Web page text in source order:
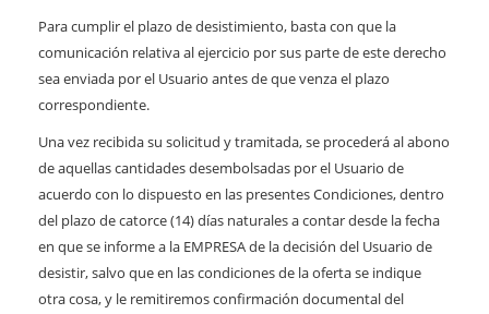
Para cumplir el plazo de desistimiento, basta con que la
comunicación relativa al ejercicio por sus parte de este derecho
sea enviada por el Usuario antes de que venza el plazo
correspondiente.
Una vez recibida su solicitud y tramitada, se procederá al abono
de aquellas cantidades desembolsadas por el Usuario de
acuerdo con lo dispuesto en las presentes Condiciones, dentro
del plazo de catorce (14) días naturales a contar desde la fecha
en que se informe a la EMPRESA de la decisión del Usuario de
desistir, salvo que en las condiciones de la oferta se indique
otra cosa, y le remitiremos confirmación documental del